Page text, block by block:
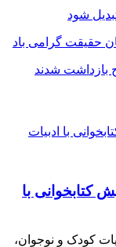
شود
کتابخوانی با
کودک و نوجوان،